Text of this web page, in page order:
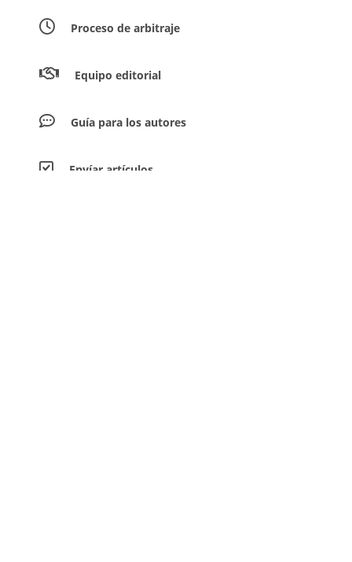
Proceso de arbitraje
Equipo editorial
Guía para los autores
Envíar artículos